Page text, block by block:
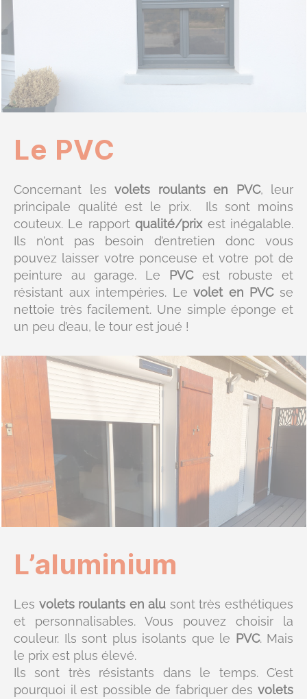
Le PVC
Concernant les volets roulants en PVC, leur
principale qualité est le prix. Ils sont moins
couteux. Le rapportqualité/prixest inégalable.
Ils n’ont pas besoin d’entretien donc vous
pouvez laisser votre ponceuse et votre pot de
peinture au garage. Le
PVCest robuste et
résistant aux intempéries. Levolet en PVCse
nettoie très facilement. Une simple éponge et
un peu d’eau, le tour est joué !
L’aluminium
Les volets roulants en alu sont très esthétiques
et personnalisables. Vous pouvez choisir la
couleur. Ils sont plus isolants que le PVC. Mais
le prix est plus élevé.
Ils sont très résistants dans le temps. C’est
pourquoi il est possible de fabriquer des volets